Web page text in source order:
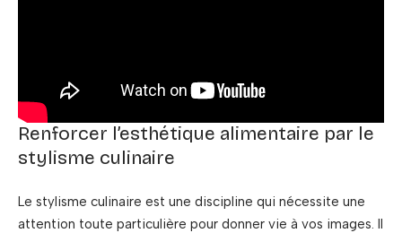
Renforcer l’esthétique alimentaire par le
stylisme culinaire
Le stylisme culinaire est une discipline qui nécessite une
attention toute particulière pour donner vie à vos images. Il